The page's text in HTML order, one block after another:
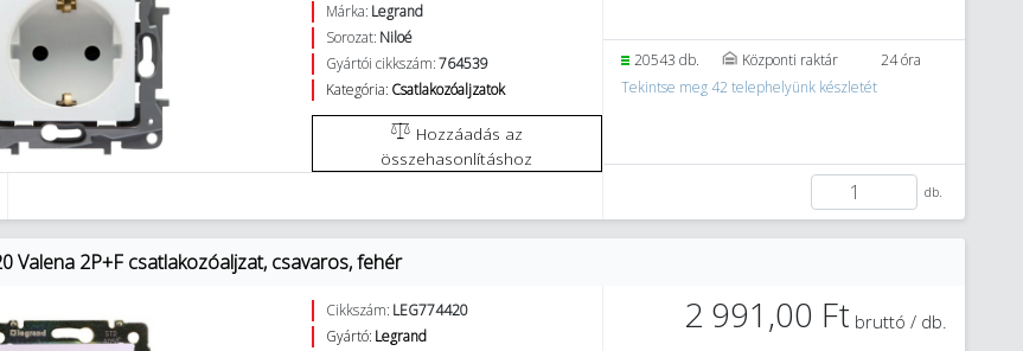
Márka: Legrand
Sorozat: Niloé
Gyártói cikkszám:764539
Kategória: Csatlakozóaljzatok
összehasonlításhoz
20543 db. Központi raktár
24 óra
Tekintse meg 42 telephelyünk készletét
db.
Valena 2P+F csatlakozóaljzat, csavaros, fehér
Cikkszám: LEG774420
Gyártó: Legrand
2 991,00 Ft bruttó / db.